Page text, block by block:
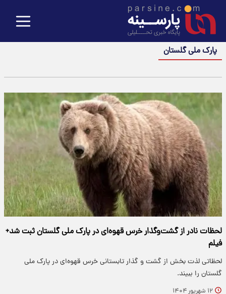
پارک ملی گلستان
لحظات نادر از گشت‌وگذار خرس قهوه‌ای در پارک ملی گلستان ثبت شد+
فیلم
لحظاتی لذت بخش از گشت و گذار تابستانی خرس قهوه‌ای در پارک ملی
گلستان را ببیند.
۱۲ شهریور ۱۴۰۴